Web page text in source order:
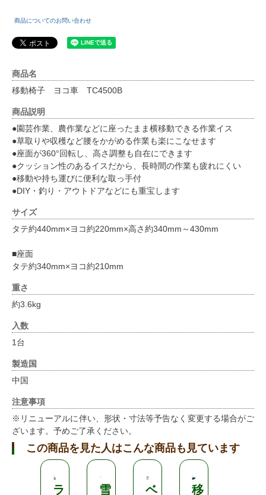
商品についてのお問い合わせ
商品名
移動椅子 ヨコ車 TC4500B
商品説明
●園芸作業、農作業などに座ったまま横移動できる作業イス
●草取りや収穫など腰をかがめる作業も楽にこなせます
●座面が360°回転し、高さ調整も自在にできます
●クッション性のあるイスだから、長時間の作業も疲れにくい
●移動や持ち運びに便利な取っ手付
●DIY・釣り・アウトドアなどにも重宝します
サイズ
タテ約440mm×ヨコ約220mm×高さ約340mm～430mm
■座面
タテ約340mm×ヨコ約210mm
重さ
約3.6kg
入数
1台
製造国
中国
注意事項
※リニューアルに伴い、形状・寸法等予告なく変更する場合がご
ざいます。予めご了承ください。
この商品を見た人はこんな商品も見ています
ラ 雪 ベ 移